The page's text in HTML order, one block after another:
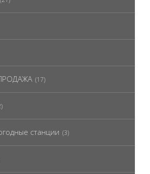
(17)
станции (3)